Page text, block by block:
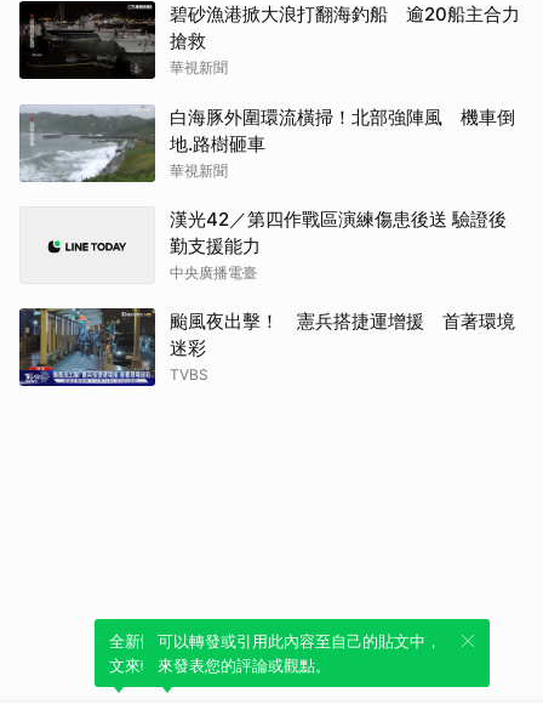
碧砂漁港掀大浪打翻海釣船 逾20船主合力
搶救
華視新聞
白海豚外圍環流橫掃！北部強陣風 機車倒
地.路樹砸車
華視新聞
漢光42／第四作戰區演練傷患後送 驗證後
勤支援能力
中央廣播電臺
颱風夜出擊！ 憲兵搭捷運增援 首著環境
迷彩
TVBS
全新體驗！一鍵引用此內容，透過發布貼
文來輕鬆表達個人立場。
可以轉發或引用此內容至自己的貼文中，
來發表您的評論或觀點。